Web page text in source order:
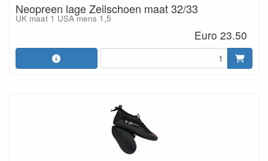
Neopreen lage Zeilschoen maat 32/33
UK maat 1 USA mens 1,5
Euro 23.50